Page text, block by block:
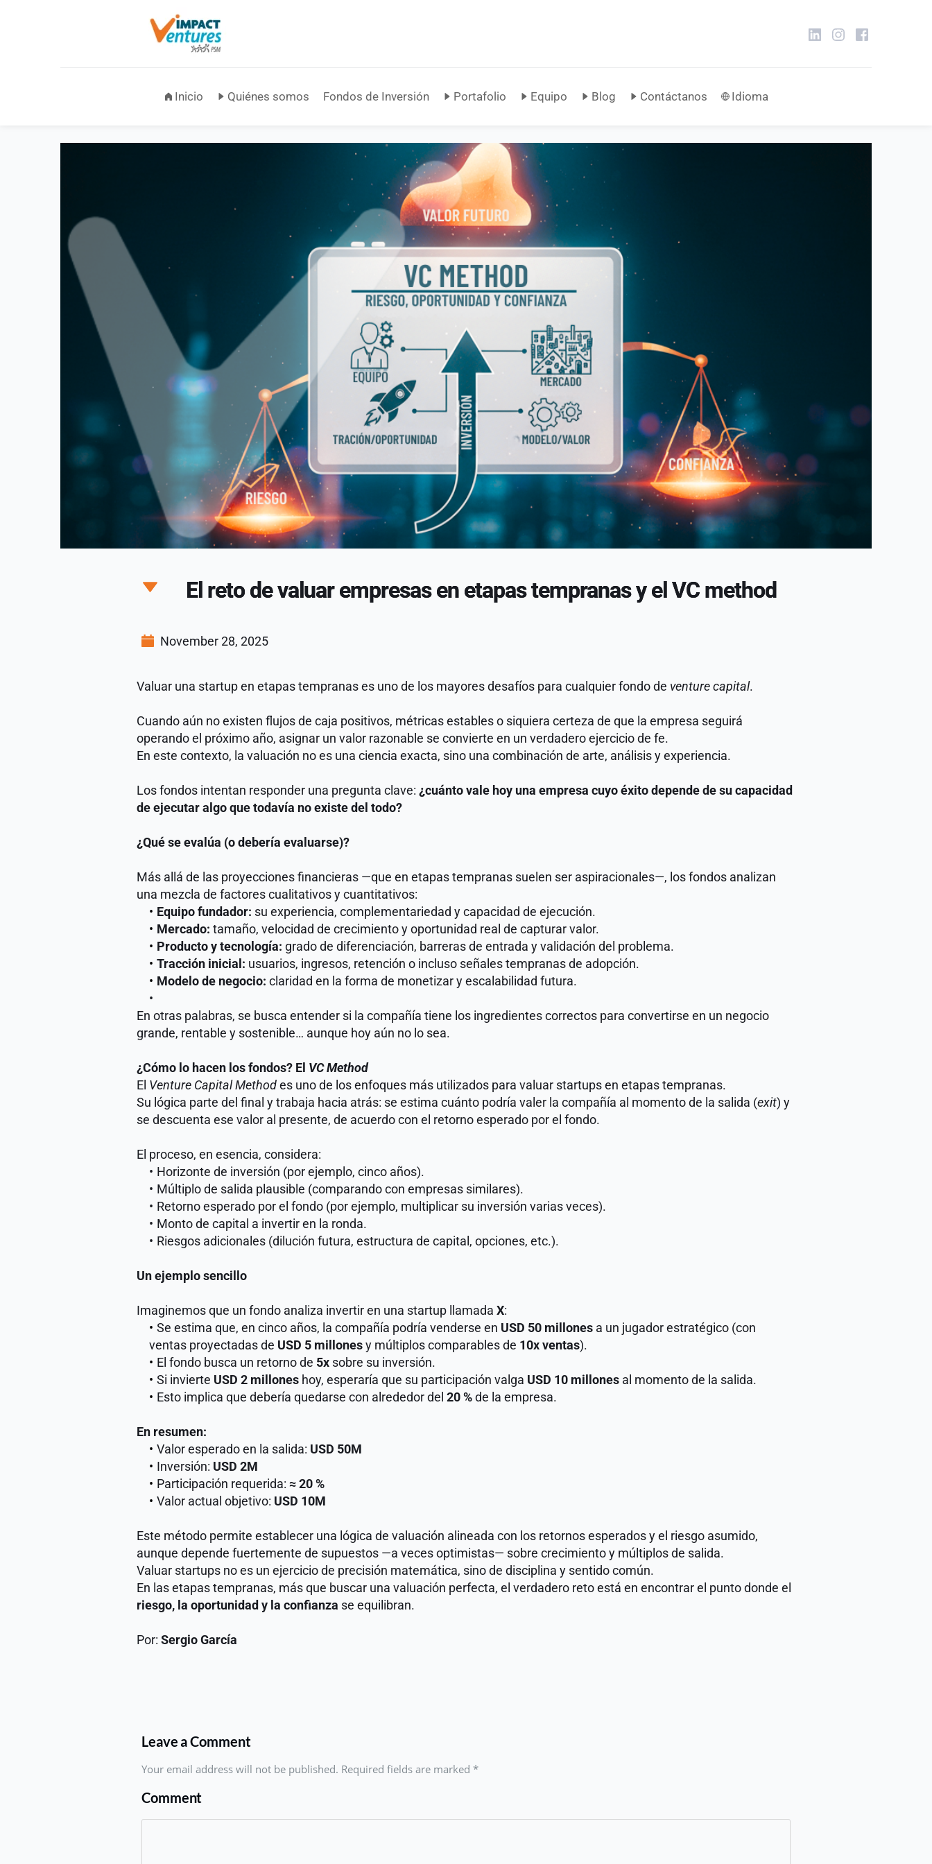
Inicio Quiénes somos Fondos de Inversión Portafolio Equipo Blog Contáctanos Idioma
El reto de valuar empresas en etapas tempranas y el VC method
November 28, 2025
Valuar una startup en etapas tempranas es uno de los mayores desafíos para cualquier fondo de venture capital.
Cuando aún no existen flujos de caja positivos, métricas estables o siquiera certeza de que la empresa seguirá
operando el próximo año, asignar un valor razonable se convierte en un verdadero ejercicio de fe.
En este contexto, la valuación no es una ciencia exacta, sino una combinación de arte, análisis y experiencia.
Los fondos intentan responder una pregunta clave: ¿cuánto vale hoy una empresa cuyo éxito depende de su capacidad
de ejecutar algo que todavía no existe del todo?
¿Qué se evalúa (o debería evaluarse)?
Más allá de las proyecciones financieras —que en etapas tempranas suelen ser aspiracionales—, los fondos analizan
una mezcla de factores cualitativos y cuantitativos:
Equipo fundador: su experiencia, complementariedad y capacidad de ejecución.
Mercado: tamaño, velocidad de crecimiento y oportunidad real de capturar valor.
Producto y tecnología: grado de diferenciación, barreras de entrada y validación del problema.
Tracción inicial: usuarios, ingresos, retención o incluso señales tempranas de adopción.
Modelo de negocio: claridad en la forma de monetizar y escalabilidad futura.
En otras palabras, se busca entender si la compañía tiene los ingredientes correctos para convertirse en un negocio
grande, rentable y sostenible… aunque hoy aún no lo sea.
¿Cómo lo hacen los fondos? El VC Method
El Venture Capital Method es uno de los enfoques más utilizados para valuar startups en etapas tempranas.
Su lógica parte del final y trabaja hacia atrás: se estima cuánto podría valer la compañía al momento de la salida (exit) y
se descuenta ese valor al presente, de acuerdo con el retorno esperado por el fondo.
El proceso, en esencia, considera:
Horizonte de inversión (por ejemplo, cinco años).
Múltiplo de salida plausible (comparando con empresas similares).
Retorno esperado por el fondo (por ejemplo, multiplicar su inversión varias veces).
Monto de capital a invertir en la ronda.
Riesgos adicionales (dilución futura, estructura de capital, opciones, etc.).
Un ejemplo sencillo
Imaginemos que un fondo analiza invertir en una startup llamada X:
Se estima que, en cinco años, la compañía podría venderse en USD 50 millones a un jugador estratégico (con
ventas proyectadas de USD 5 millones y múltiplos comparables de 10x ventas).
El fondo busca un retorno de 5x sobre su inversión.
Si invierte USD 2 millones hoy, esperaría que su participación valga USD 10 millones al momento de la salida.
Esto implica que debería quedarse con alrededor del 20 % de la empresa.
En resumen:
Valor esperado en la salida: USD 50M
Inversión: USD 2M
Participación requerida: ≈ 20 %
Valor actual objetivo: USD 10M
Este método permite establecer una lógica de valuación alineada con los retornos esperados y el riesgo asumido,
aunque depende fuertemente de supuestos —a veces optimistas— sobre crecimiento y múltiplos de salida.
Valuar startups no es un ejercicio de precisión matemática, sino de disciplina y sentido común.
riesgo, la oportunidad y la confianza se equilibran.
Por: Sergio García
Leave a Comment
Your email address will not be published. Required fields are marked *
Comment